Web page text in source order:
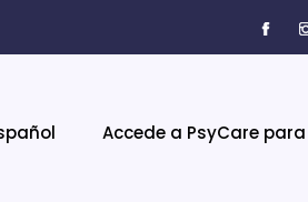
Accede a PsyCare